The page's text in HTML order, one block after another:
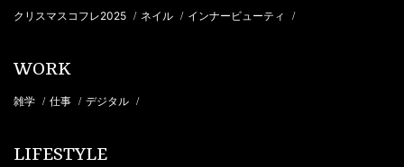
クリスマスコフレ2025 / ネイル / インナービューティ /
WORK
雑学 / 仕事 / デジタル /
LIFESTYLE